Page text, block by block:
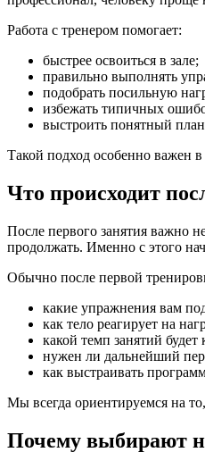
Работа с тренером помогает:
быстрее освоиться в зале;
правильно выполнять
подобрать посильную
избежать типичных
выстроить понятный
Такой подход особенно важен
Что происходит
После первого занятия важно
продолжать. Именно с этого
Обычно после первой
какие упражнения вам
как тело реагирует на
какой темп занятий
нужен ли дальнейший
как выстраивать
Мы всегда ориентируемся на
Почему выбирают